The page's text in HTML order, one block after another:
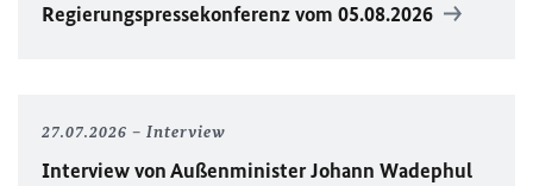
Regierungspressekonferenz vom 05.08.2026
27.07.2026 Interview
Interview von Außenminister Johann Wadephul